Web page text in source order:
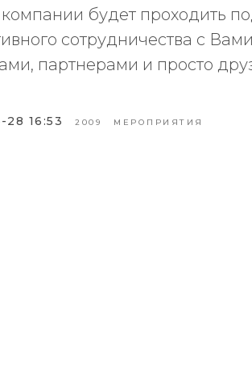
будет проходить
сотрудничества с
партнерами и просто
16:53 2009 МЕРОПРИЯТИЯ